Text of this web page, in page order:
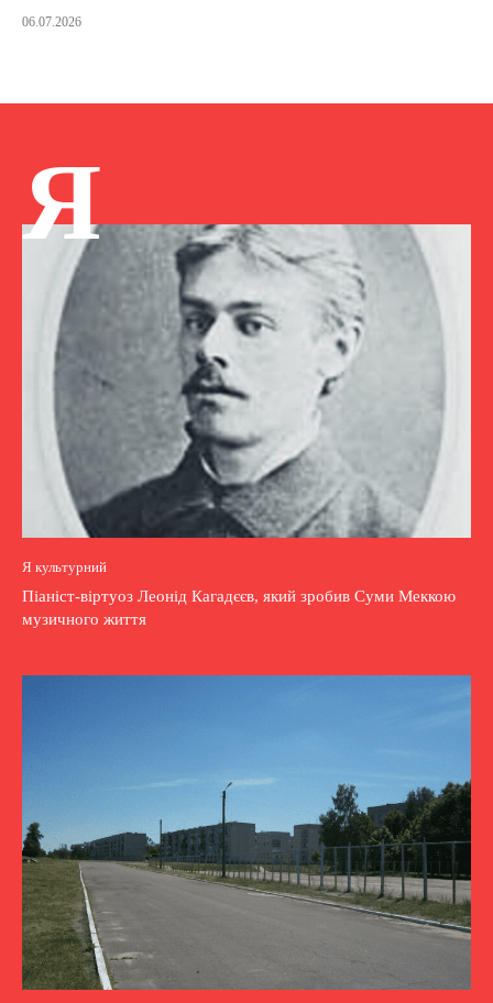
06.07.2026
Я
Я культурний
Піаніст-віртуоз Леонід Кагадєєв, який зробив Суми Меккою
музичного життя